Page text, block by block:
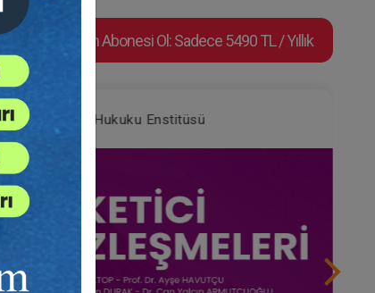
Video Eğitim Abonesi Ol: Sadece 5490 TL / Yıllık
Tüketici Hukuku Enstitüsü